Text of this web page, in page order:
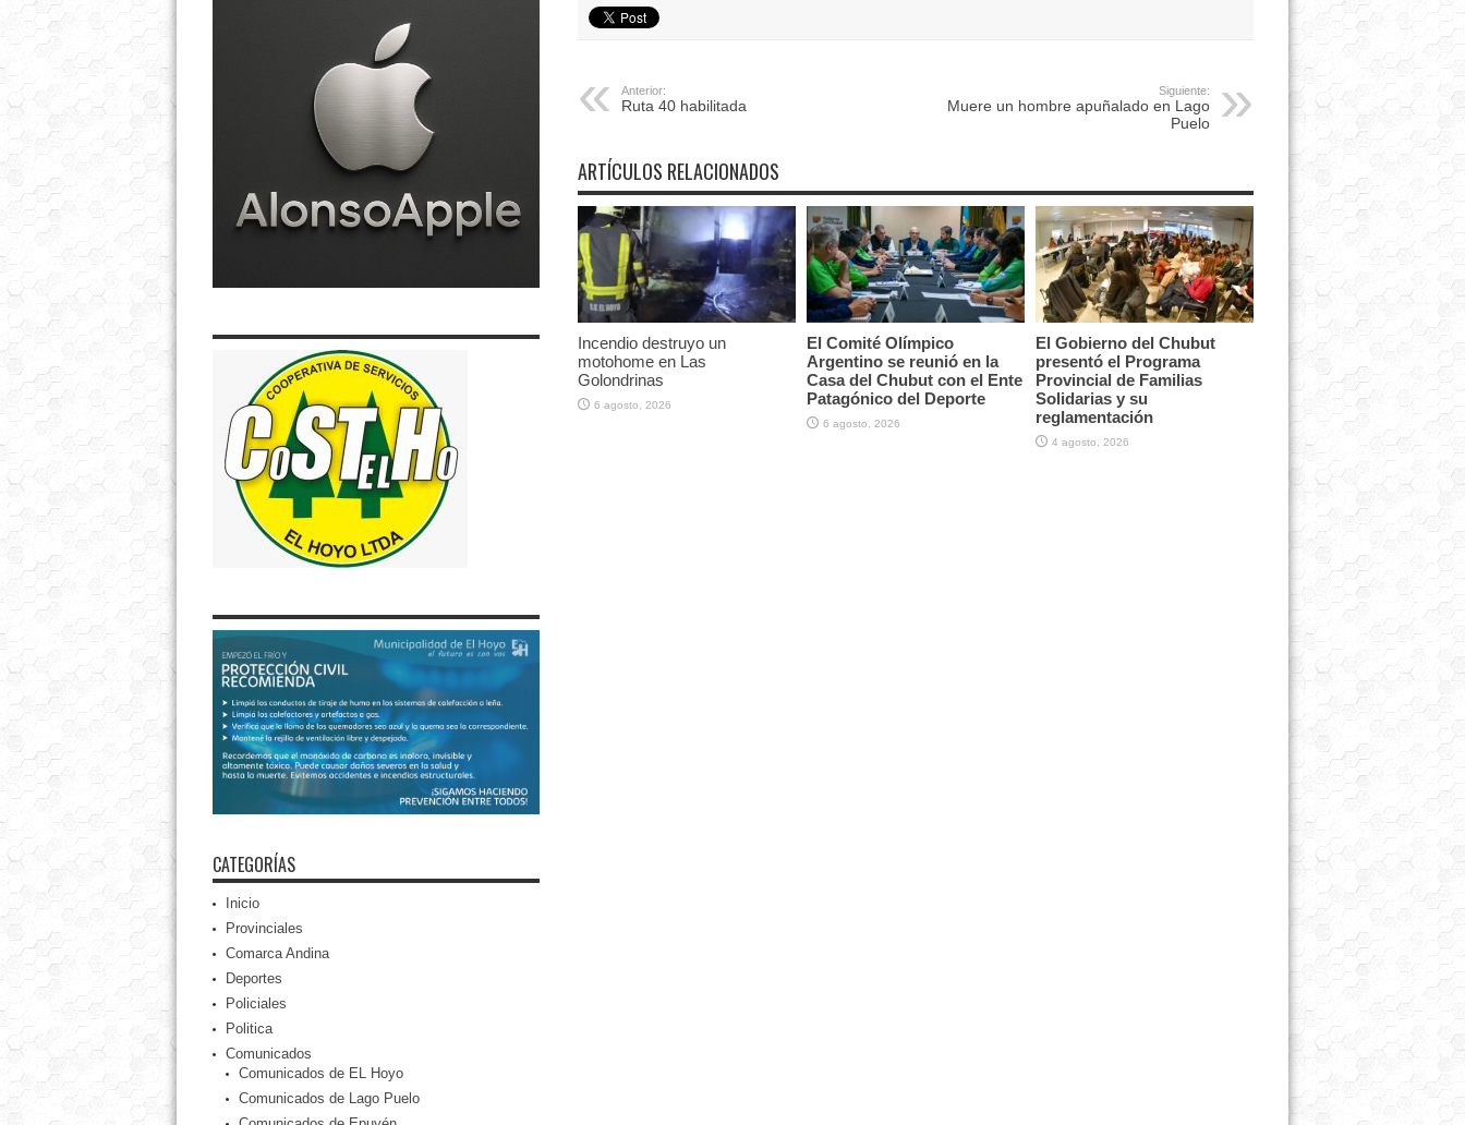
Anterior:
Ruta 40 habilitada
Siguiente:
Muere un hombre apuñalado en Lago
Puelo
ARTÍCULOS RELACIONADOS
Incendio destruyo un
motohome en Las
Golondrinas
6 agosto, 2026
El Comité Olímpico
Argentino se reunió en la
Casa del Chubut con el Ente
Patagónico del Deporte
6 agosto, 2026
El Gobierno del Chubut
presentó el Programa
Provincial de Familias
Solidarias y su
reglamentación
4 agosto, 2026
CATEGORÍAS
Inicio
Provinciales
Comarca Andina
Deportes
Policiales
Politica
Comunicados
Comunicados de EL Hoyo
Comunicados de Lago Puelo